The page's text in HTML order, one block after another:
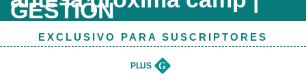
Columnistas
InfografíasEXCLUSIVO PARA SUSCRIPTORES
PLUS G